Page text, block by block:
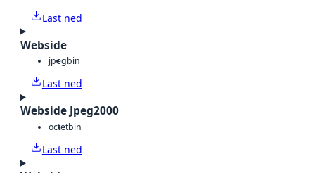
Last ned
Webside
jpegbin
Last ned
Webside Jpeg2000
octetbin
Last ned